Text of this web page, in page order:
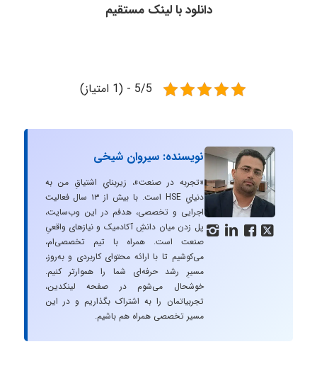
دانلود با لینک مستقیم
5/5 - (1 امتیاز)
   
نویسنده: سیروان شیخی
«تجربه در صنعت»، زیربنایِ اشتیاقِ من به
دنیایِ HSE است. با بیش از ۱۳ سال فعالیت
اجرایی و تخصصی، هدفم در این وب‌سایت،
پل زدن میان دانشِ آکادمیک و نیازهای واقعیِ
صنعت است. همراه با تیم تخصصی‌ام،
می‌کوشیم تا با ارائه محتوای کاربردی و به‌روز،
مسیرِ رشد حرفه‌ای شما را هموارتر کنیم.
خوشحال می‌شوم در صفحه لینکدین،
تجربیاتمان را به اشتراک بگذاریم و در این
مسیر تخصصی همراه هم باشیم.